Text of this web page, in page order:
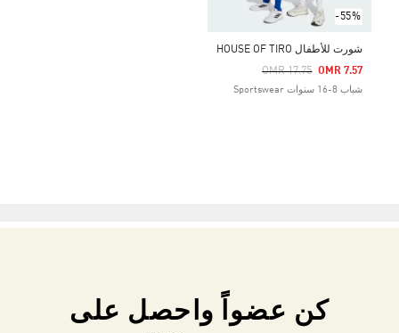
-55%
شورت للأطفال HOUSE OF TIRO
Price Reduced From
OMR 17.75
To OMR 7.57
شباب 8-16 سنوات Sportswear
كن عضواً واحصل على